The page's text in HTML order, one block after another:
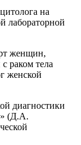
на
лабораторной
женщин,
раком тела
женской
диагностики
(Д.А.